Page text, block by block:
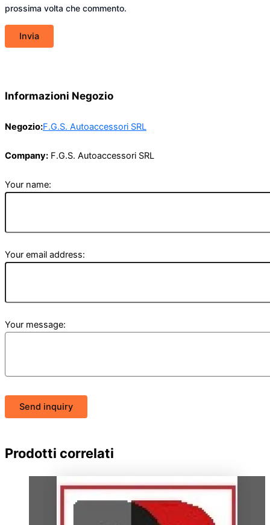
prossima volta che commento.
Informazioni Negozio
Negozio:F.G.S. Autoaccessori SRL
Company: F.G.S. Autoaccessori SRL
Your name:
Your email address:
Your message:
Send inquiry
Prodotti correlati